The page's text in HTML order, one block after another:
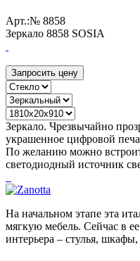
Арт.:№ 8858
Зеркало 8858 SOSIA
Запросить цену
Зеркало. Чрезвычайно
украшенное цифровой
По желанию можно
светодиодный источник
На начальном этапе эта
мягкую мебель. Сейчас в
интерьера – стулья,